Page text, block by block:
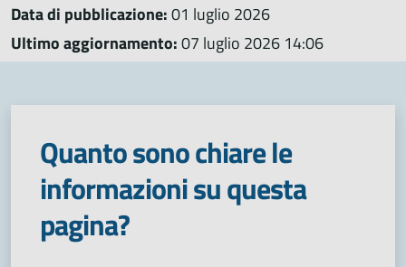
Data di pubblicazione:01 luglio 2026
Ultimo aggiornamento:07 luglio 2026 14:06
Quanto sono chiare le
informazioni su questa
pagina?